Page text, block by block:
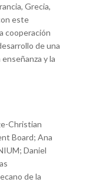
Grecia,
este
cooperación
de una
y la
Christian
Board; Ana
Daniel
de la